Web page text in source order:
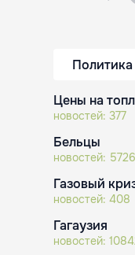
Политика
Цены на
новостей: 377
Бельцы
новостей: 5726
Газовый
новостей: 408
Гагаузия
новостей: